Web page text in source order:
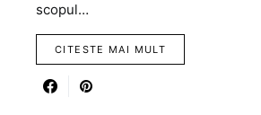
scopul…
CITESTE MAI MULT